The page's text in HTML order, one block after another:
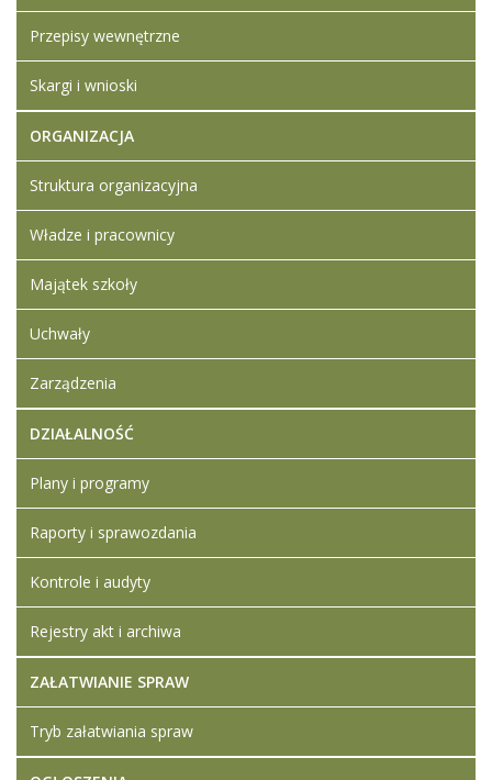
partnera
w celu
wspólnej
realizacji
projektu
Artykuł
został
zmieniony.
06
wrzesień
2024
10:50
Przepisy wewnętrzne
Skargi i wnioski
ORGANIZACJA
Struktura organizacyjna
Władze i pracownicy
Majątek szkoły
Uchwały
Zarządzenia
DZIAŁALNOŚĆ
Plany i programy
Raporty i sprawozdania
Kontrole i audyty
Rejestry akt i archiwa
ZAŁATWIANIE SPRAW
Tryb załatwiania spraw